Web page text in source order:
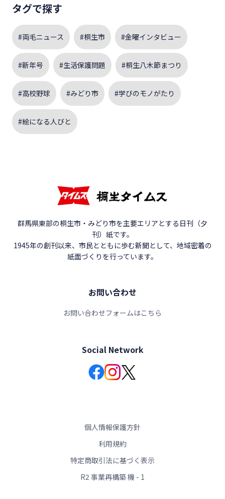
タグで探す
#両毛ニュース #桐生市 #金曜インタビュー
#新年号 #生活保護問題 #桐生八木節まつり
#高校野球 #みどり市 #学びのモノがたり
#絵になる人びと
群馬県東部の桐生市・みどり市を主要エリアとする日刊（夕
刊）紙です。
1945年の創刊以来、市民とともに歩む新聞として、地域密着の
紙面づくりを行っています。
お問い合わせ
お問い合わせフォームはこちら
Social Network
個人情報保護方針
利用規約
特定商取引法に基づく表示
R2 事業再構築 機 - 1